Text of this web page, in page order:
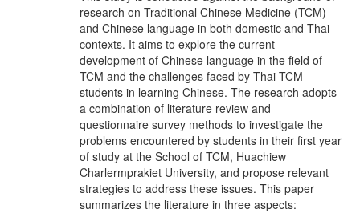
research on Traditional Chinese Medicine (TCM)
and Chinese language in both domestic and Thai
contexts. It aims to explore the current
development of Chinese language in the field of
TCM and the challenges faced by Thai TCM
students in learning Chinese. The research adopts
a combination of literature review and
questionnaire survey methods to investigate the
problems encountered by students in their first year
of study at the School of TCM, Huachiew
Charlermprakiet University, and propose relevant
strategies to address these issues. This paper
summarizes the literature in three aspects: